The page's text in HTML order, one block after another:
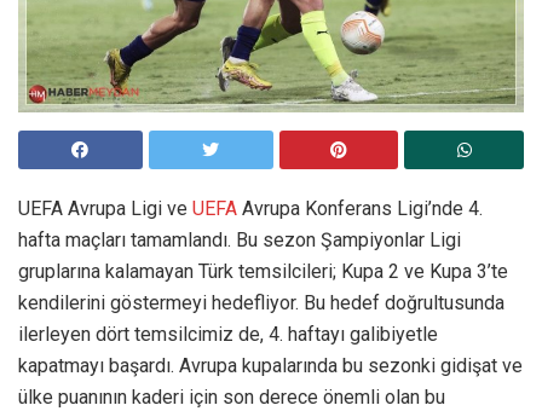
UEFA Avrupa Ligi ve UEFA Avrupa Konferans Ligi’nde 4.
hafta maçları tamamlandı. Bu sezon Şampiyonlar Ligi
gruplarına kalamayan Türk temsilcileri; Kupa 2 ve Kupa 3’te
kendilerini göstermeyi hedefliyor. Bu hedef doğrultusunda
ilerleyen dört temsilcimiz de, 4. haftayı galibiyetle
kapatmayı başardı. Avrupa kupalarında bu sezonki gidişat ve
ülke puanının kaderi için son derece önemli olan bu